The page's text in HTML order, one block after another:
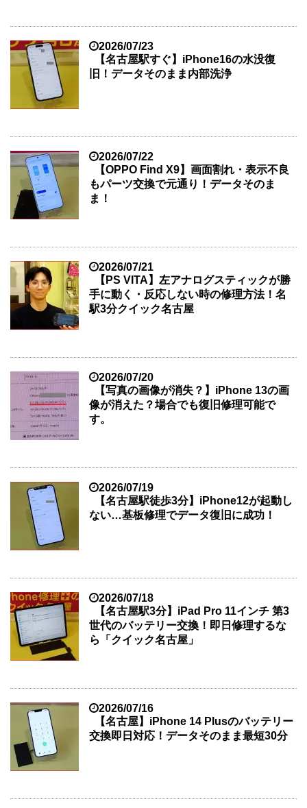
2026/07/23
【名古屋駅すぐ】iPhone16の水没復
旧！データそのまま内部洗浄
2026/07/22
【OPPO Find X9】画面割れ・表示不良
もパーツ交換で元通り！データそのま
ま！
2026/07/21
【PS VITA】左アナログスティックが勝
手に動く・反応しない時の修理方法！名
駅3分クイック名古屋
2026/07/20
【写真の画像が消失？】iPhone 13の画
像が消えた？場合でも復旧修理可能で
す。
2026/07/19
【名古屋駅徒歩3分】iPhone12が起動し
ない…基板修理でデータ復旧に成功！
2026/07/18
【名古屋駅3分】iPad Pro 11インチ 第3
世代のバッテリー交換！即日修理するな
ら「クイック名古屋」
2026/07/16
【名古屋】iPhone 14 Plusのバッテリー
交換即日対応！データそのまま最短30分